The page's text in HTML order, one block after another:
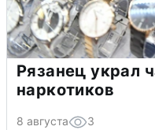
Рязанец украл
наркотиков
8 августа 3